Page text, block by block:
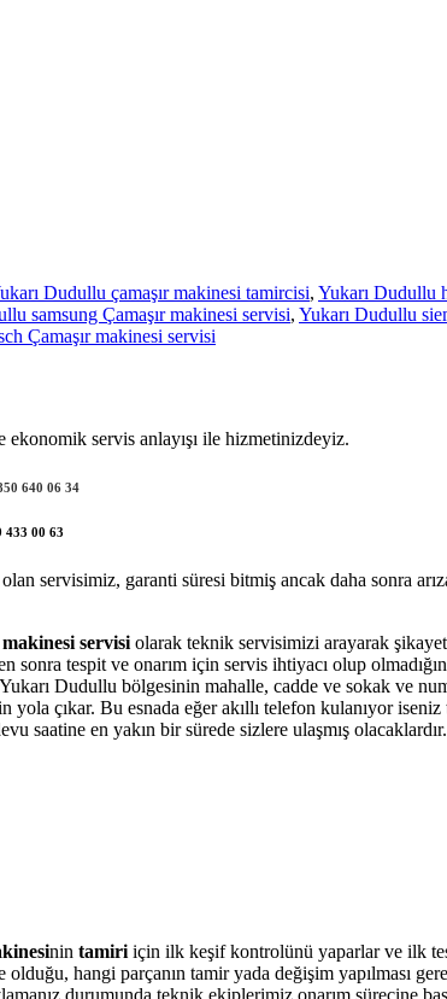
Dudullu çamaşır makinesi tamircisi, Yukarı Dudullu
samsung Çamaşır makinesi servisi, Yukarı Dudullu
Çamaşır makinesi servisi
ekonomik servis anlayışı ile hizmetinizdeyiz.
640 06 34
433 00 63
servisimiz, garanti süresi bitmiş ancak daha sonra
servisi olarak teknik servisimizi arayarak
tespit ve onarım için servis ihtiyacı olup
Dudullu bölgesinin mahalle, cadde ve sokak ve
çıkar. Bu esnada eğer akıllı telefon kulanıyor
saatine en yakın bir sürede sizlere ulaşmış olacaklardır.
nin tamiri için ilk keşif kontrolünü yaparlar ve ilk
olduğu, hangi parçanın tamir yada değişim yapılması
durumunda teknik ekiplerimiz onarım sürecine